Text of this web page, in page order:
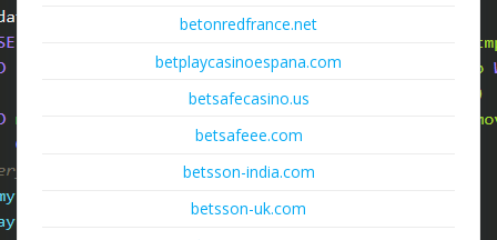
betonredfrance.net
betplaycasinoespana.com
betsafecasino.us
betsafeee.com
betsson-india.com
betsson-uk.com